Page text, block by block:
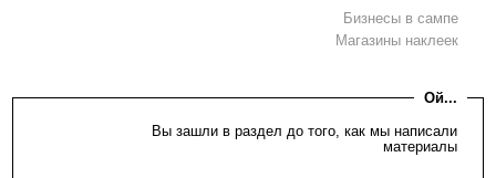
Бизнесы в сампе
Магазины наклеек
Ой...
Вы зашли в раздел до того, как мы написали
материалы